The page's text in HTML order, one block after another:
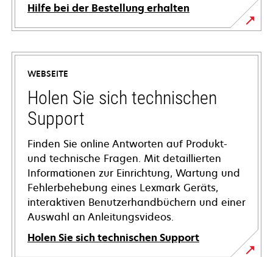
Hilfe bei der Bestellung erhalten
WEBSEITE
Holen Sie sich technischen
Support
Finden Sie online Antworten auf Produkt-
und technische Fragen. Mit detaillierten
Informationen zur Einrichtung, Wartung und
Fehlerbehebung eines Lexmark Geräts,
interaktiven Benutzerhandbüchern und einer
Auswahl an Anleitungsvideos.
Holen Sie sich technischen Support